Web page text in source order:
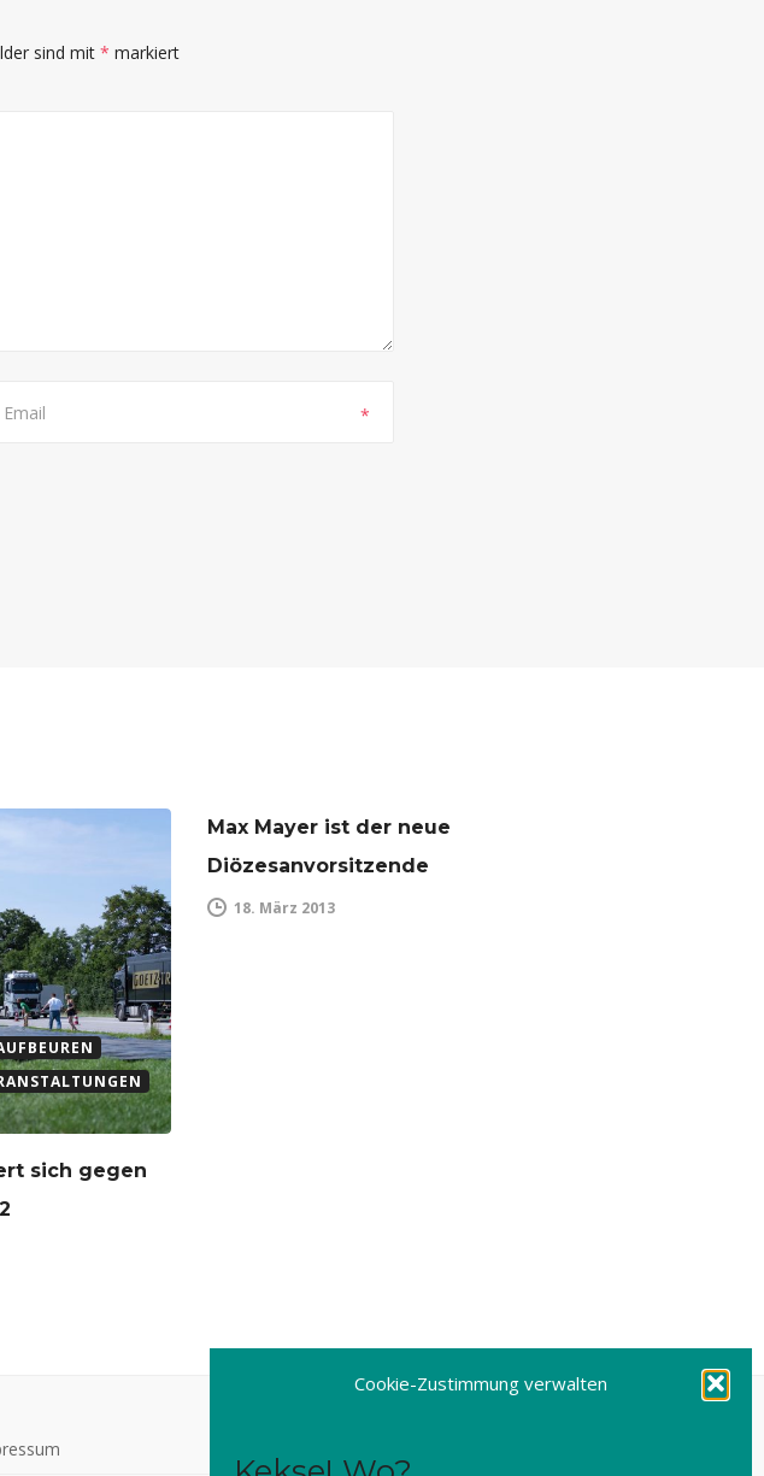
Cookie-Zustimmung verwalten
sind mit * markiert
*
sich gegen
Max Mayer ist der neue
Diözesanvorsitzende
18. März 2013